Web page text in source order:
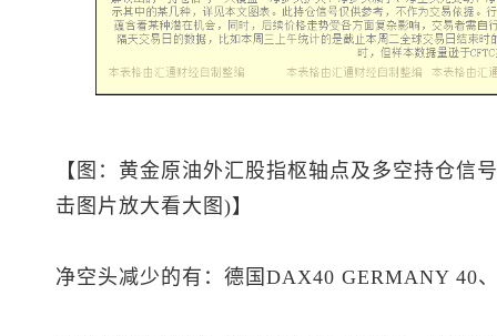
【图：黄金原油外汇股指枢轴点及多空持仓信
击图片放大看大图)】
净空头减少的有：德国DAX40 GERMANY 40